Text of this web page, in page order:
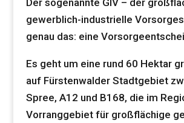
Der sogenannte GIV – der
gewerblich-industrielle
genau das: eine
Es geht um eine rund 60 Hektar
auf Fürstenwalder Stadtgebiet
Spree, A12 und B168, die im
Vorranggebiet für großflächige